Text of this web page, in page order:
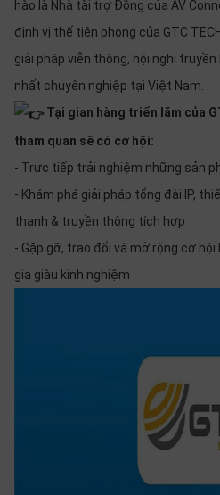
hào là Nhà tài trợ Đồng của AV
định vị thế tiên phong của GTC
giải pháp viễn thông, hội nghị
nhất chuyên nghiệp tại Việt Nam.
Tại gian hàng triển lãm của
tham quan sẽ có cơ hội:
- Trực tiếp trải nghiệm những sản
- Khám phá giải pháp tổng đài IP,
thanh & truyền thông tích hợp
- Gặp gỡ, trao đổi và mở rộng cơ
gia giàu kinh nghiệm